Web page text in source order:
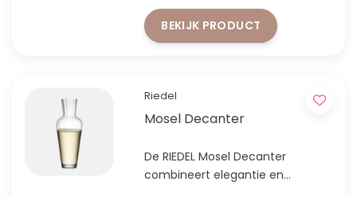
BEKIJK PRODUCT
Riedel
Mosel Decanter
De RIEDEL Mosel Decanter
combineert elegantie en